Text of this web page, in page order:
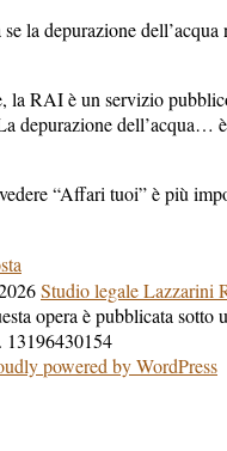
la depurazione
la RAI è un servizio
depurazione dell’acqua…
“Affari tuoi” è più
Studio legale Lazzarini
opera è pubblicata sotto
13196430154
powered by WordPress